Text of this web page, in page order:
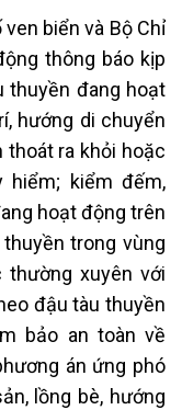
ven biển và Bộ Chỉ
thông báo kịp
thuyền đang hoạt
hướng di chuyển
thoát ra khỏi hoặc
hiểm; kiểm đếm,
hoạt động trên
trong vùng
xuyên với
đậu tàu thuyền
bảo an toàn về
án ứng phó
lồng bè, hướng